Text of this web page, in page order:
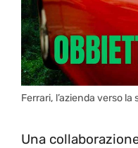
Ferrari, l’azienda verso
Una